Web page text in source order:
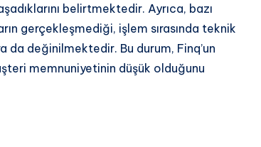
belirtmektedir. Ayrıca, bazı
gerçekleşmediği, işlem sırasında teknik
değinilmektedir. Bu durum, Finq’un
memnuniyetinin düşük olduğunu